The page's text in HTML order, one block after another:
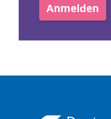
Anmelden